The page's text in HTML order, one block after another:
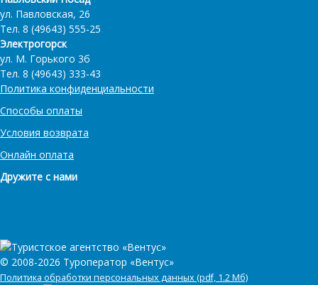
ул. Павловская, 26
Тел. 8 (49643) 555-25
Электрогорск
ул. М. Горького 3б
Тел. 8 (49643) 333-43
Политика конфиденциальности
Способы оплаты
Условия возврата
Онлайн оплата
Дружите с нами
© 2008-2026 Туроператор «Вентус»
Политика обработки персональных данных (pdf, 1.2 Мб)